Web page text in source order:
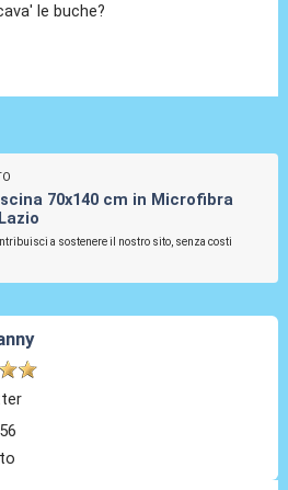
le buche?
70x140 cm in Microfibra
a sostenere il nostro sito, senza costi